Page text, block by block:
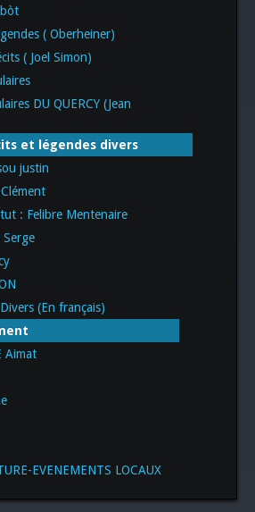
( Oberheiner)
( Joel Simon)
DU QUERCY (Jean
et légendes divers
justin
: Felibre Mentenaire
Serge
(En français)
Aimat
EVENEMENTS LOCAUX